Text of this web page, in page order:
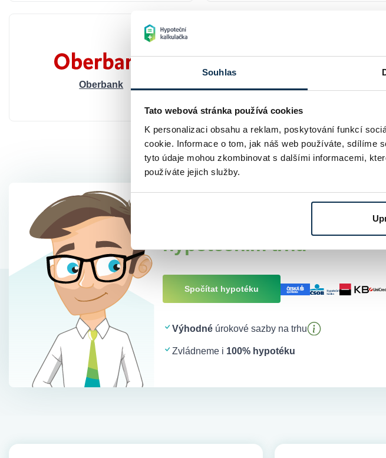
Souhlas
Tato webová stránka používá cookies
K personalizaci obsahu a reklam, poskytování funkcí
cookie. Informace o tom, jak náš web používáte, sdílíme
tyto údaje mohou zkombinovat s dalšími informacemi,
používáte jejich služby.
Oberbank
NEY spořitelní družstvo
Spočítáme vám
hypotečním trhu
Spočítat hypotéku
Výhodné úrokové sazby na trhu
Zvládneme i 100% hypotéku